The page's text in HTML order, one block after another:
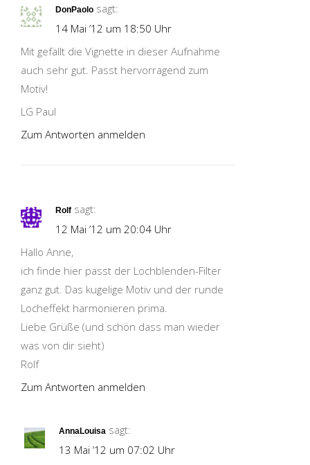
DonPaolo sagt:
14 Mai ’12 um 18:50 Uhr
Mit gefällt die Vignette in dieser Aufnahme
auch sehr gut. Passt hervorragend zum
Motiv!
LG Paul
Zum Antworten anmelden
Rolf sagt:
12 Mai ’12 um 20:04 Uhr
Hallo Anne,
ich finde hier passt der Lochblenden-Filter
ganz gut. Das kugelige Motiv und der runde
Locheffekt harmonieren prima.
Liebe Grüße (und schön dass man wieder
was von dir sieht)
Rolf
Zum Antworten anmelden
AnnaLouisa sagt:
13 Mai ’12 um 07:02 Uhr